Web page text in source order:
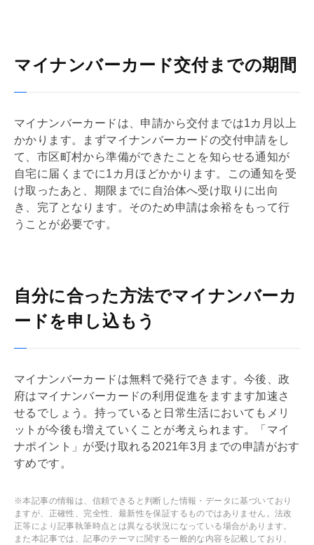
マイナンバーカード交付までの期間
マイナンバーカードは、申請から交付までは1カ月以上
かかります。まずマイナンバーカードの交付申請をし
て、市区町村から準備ができたことを知らせる通知が
自宅に届くまでに1カ月ほどかかります。この通知を受
け取ったあと、期限までに自治体へ受け取りに出向
き、完了となります。そのため申請は余裕をもって行
うことが必要です。
自分に合った方法でマイナンバーカ
ードを申し込もう
マイナンバーカードは無料で発行できます。今後、政
府はマイナンバーカードの利用促進をますます加速さ
せるでしょう。持っていると日常生活においてもメリ
ットが今後も増えていくことが考えられます。「マイ
ナポイント」が受け取れる2021年3月までの申請がおす
すめです。
※本記事の情報は、信頼できると判断した情報・データに基づいており
ますが、正確性、完全性、最新性を保証するものではありません。法改
正等により記事執筆時点とは異なる状況になっている場合があります。
また本記事では、記事のテーマに関する一般的な内容を記載しており、